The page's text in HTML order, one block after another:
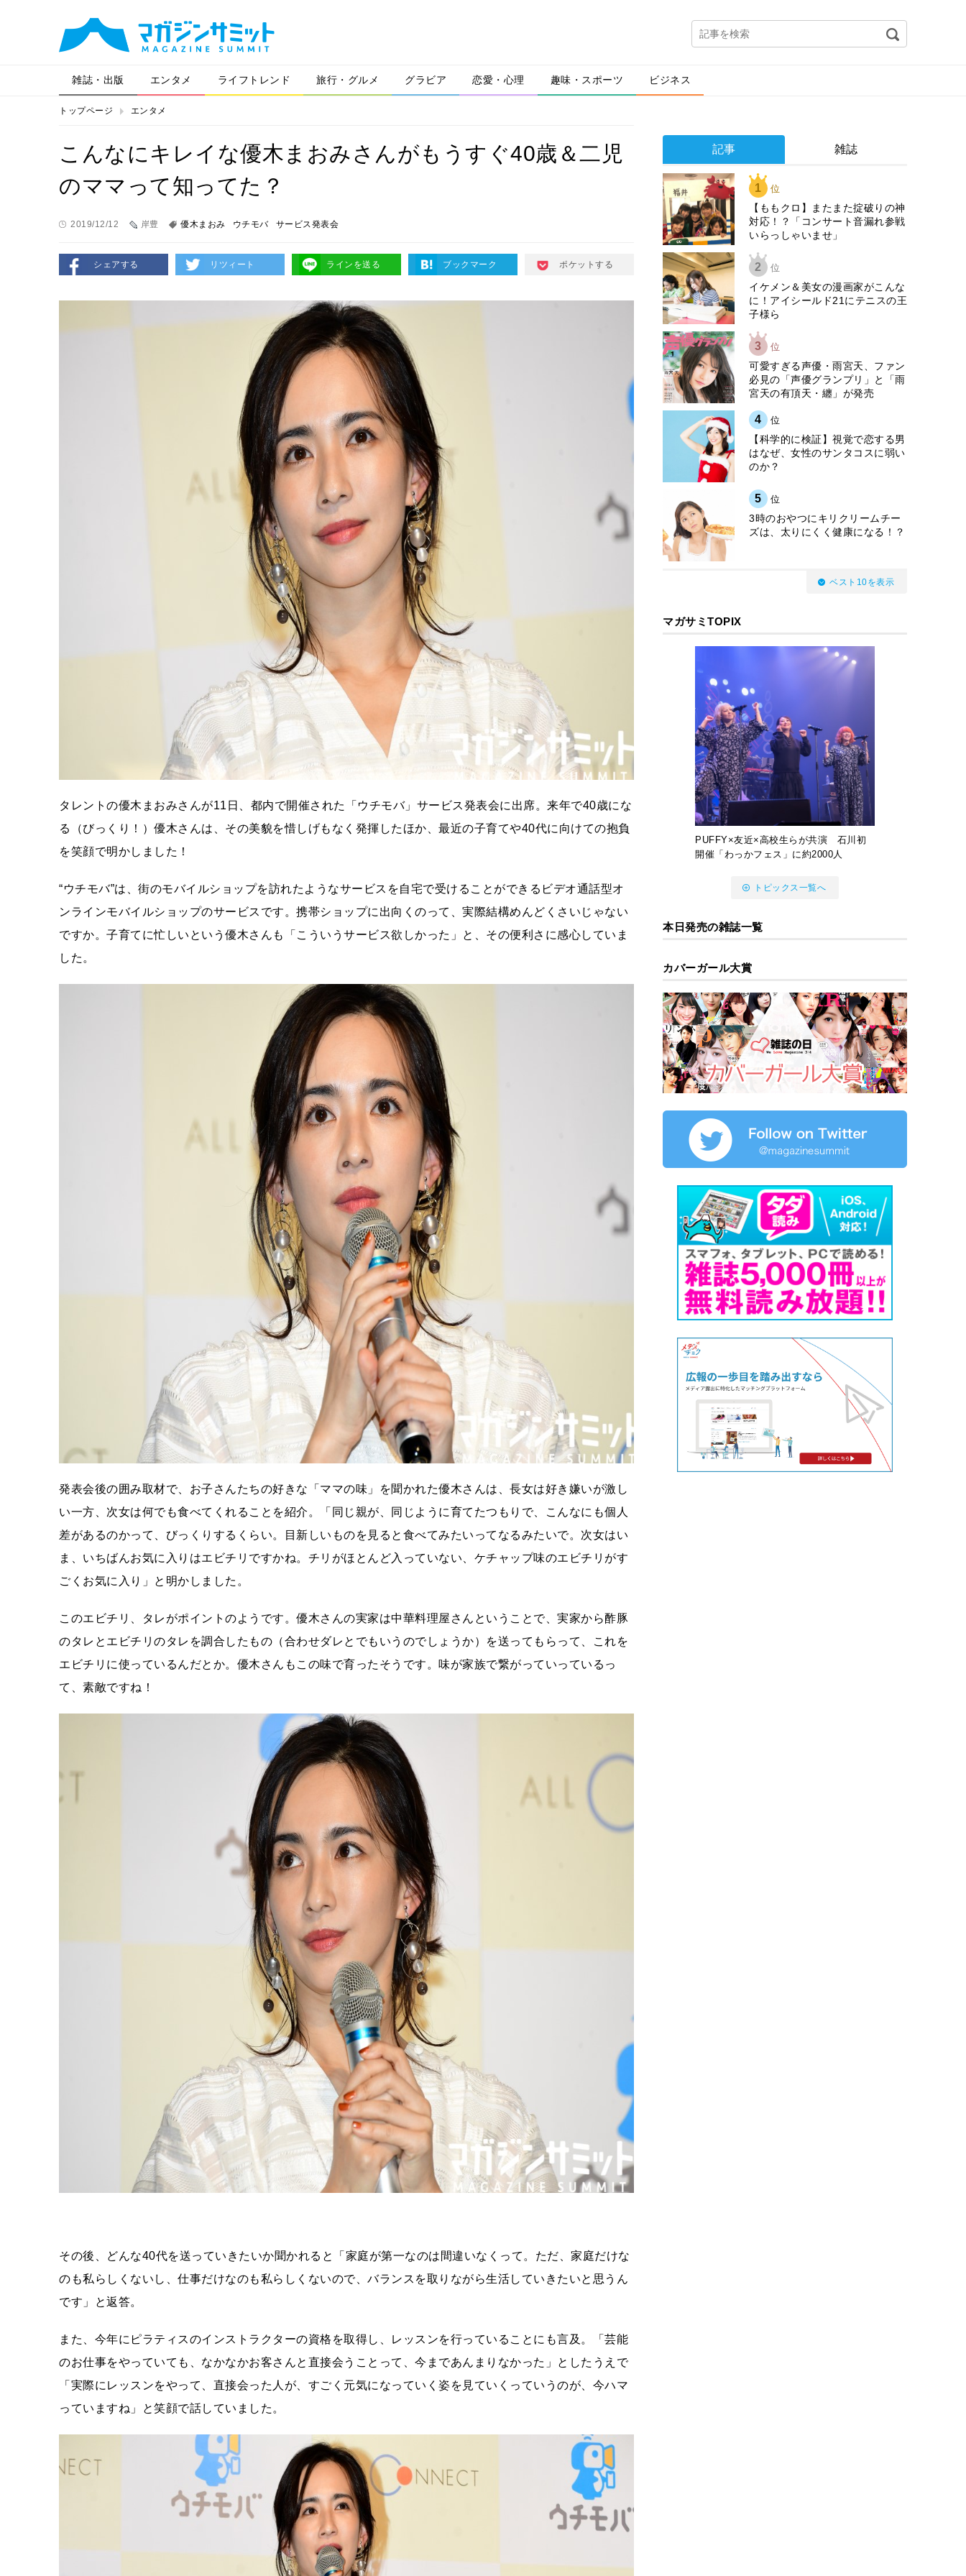
雑誌・出版 エンタメ ライフトレンド 旅行・グルメ グラビア 恋愛・心理 趣味・スポーツ ビジネス
トップページ エンタメ
こんなにキレイな優木まおみさんがもうすぐ40歳＆二児
のママって知ってた？
2019/12/12 岸豊 優木まおみ ウチモバ サービス発表会
シェアする リツィート ラインを送る ブックマーク ポケットする
タレントの優木まおみさんが11日、都内で開催された「ウチモバ」サービス発表会に出席。来年で40歳にな
る（びっくり！）優木さんは、その美貌を惜しげもなく発揮したほか、最近の子育てや40代に向けての抱負
を笑顔で明かしました！
“ウチモバ”は、街のモバイルショップを訪れたようなサービスを自宅で受けることができるビデオ通話型オ
ンラインモバイルショップのサービスです。携帯ショップに出向くのって、実際結構めんどくさいじゃない
ですか。子育てに忙しいという優木さんも「こういうサービス欲しかった」と、その便利さに感心していま
した。
発表会後の囲み取材で、お子さんたちの好きな「ママの味」を聞かれた優木さんは、長女は好き嫌いが激し
い一方、次女は何でも食べてくれることを紹介。「同じ親が、同じように育てたつもりで、こんなにも個人
差があるのかって、びっくりするくらい。目新しいものを見ると食べてみたいってなるみたいで。次女はい
ま、いちばんお気に入りはエビチリですかね。チリがほとんど入っていない、ケチャップ味のエビチリがす
ごくお気に入り」と明かしました。
このエビチリ、タレがポイントのようです。優木さんの実家は中華料理屋さんということで、実家から酢豚
のタレとエビチリのタレを調合したもの（合わせダレとでもいうのでしょうか）を送ってもらって、これを
エビチリに使っているんだとか。優木さんもこの味で育ったそうです。味が家族で繋がっていっているっ
て、素敵ですね！
その後、どんな40代を送っていきたいか聞かれると「家庭が第一なのは間違いなくって。ただ、家庭だけな
のも私らしくないし、仕事だけなのも私らしくないので、バランスを取りながら生活していきたいと思うん
です」と返答。
また、今年にピラティスのインストラクターの資格を取得し、レッスンを行っていることにも言及。「芸能
のお仕事をやっていても、なかなかお客さんと直接会うことって、今まであんまりなかった」としたうえで
「実際にレッスンをやって、直接会った人が、すごく元気になっていく姿を見ていくっていうのが、今ハマ
っていますね」と笑顔で話していました。
記事 雑誌
1 位
【ももクロ】またまた掟破りの神
対応！？「コンサート音漏れ参戦
いらっしゃいませ」
2 位
イケメン＆美女の漫画家がこんな
に！アイシールド21にテニスの王
子様ら
3 位
可愛すぎる声優・雨宮天、ファン
必見の「声優グランプリ」と「雨
宮天の有頂天・纏」が発売
4 位
【科学的に検証】視覚で恋する男
はなぜ、女性のサンタコスに弱い
のか？
5 位
3時のおやつにキリクリームチー
ズは、太りにくく健康になる！？
ベスト10を表示
マガサミTOPIX
PUFFY×友近×高校生らが共演 石川初
開催「わっかフェス」に約2000人
トピックス一覧へ
本日発売の雑誌一覧
カバーガール大賞